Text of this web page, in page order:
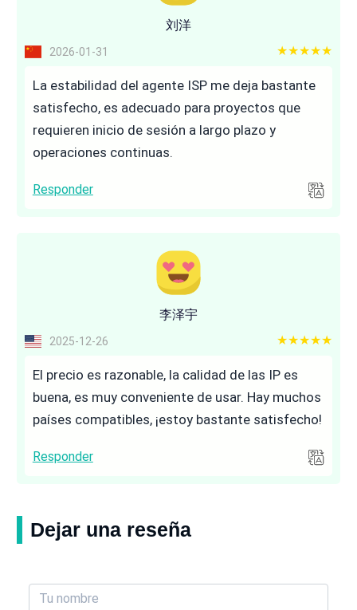
刘洋
2026-01-31 5 out of 5
La estabilidad del agente ISP me deja bastante
satisfecho, es adecuado para proyectos que
requieren inicio de sesión a largo plazo y
operaciones continuas.
Responder
李泽宇
2025-12-26 5 out of 5
El precio es razonable, la calidad de las IP es
buena, es muy conveniente de usar. Hay muchos
países compatibles, ¡estoy bastante satisfecho!
Responder
Dejar una reseña